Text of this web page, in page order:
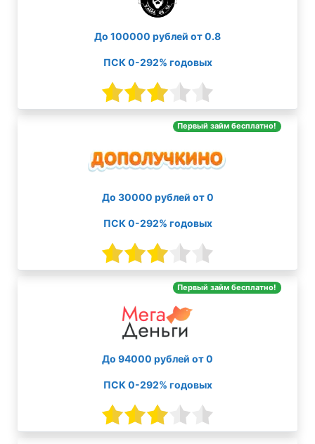
До 100000 рублей от 0.8
ПСК 0-292% годовых
Первый займ бесплатно!
До 30000 рублей от 0
ПСК 0-292% годовых
Первый займ бесплатно!
До 94000 рублей от 0
ПСК 0-292% годовых